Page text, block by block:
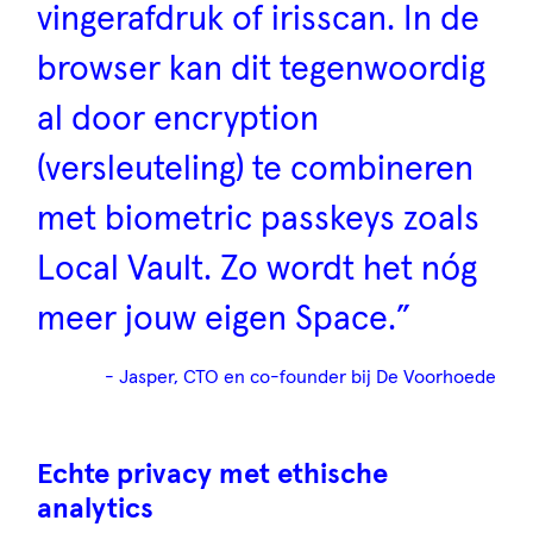
vingerafdruk of irisscan. In de
browser kan dit tegenwoordig
al door encryption
(versleuteling) te combineren
met biometric passkeys zoals
Local Vault. Zo wordt het nóg
meer jouw eigen Space.
- Jasper, CTO en co-founder bij De Voorhoede
Echte privacy met ethische
analytics